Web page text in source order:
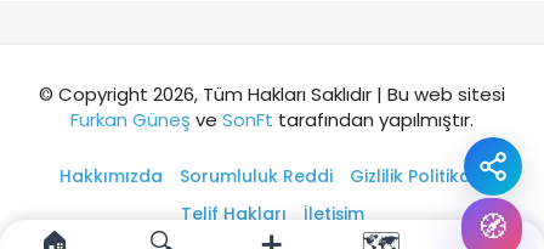
© Copyright 2026, Tüm Hakları Saklıdır | Bu web sitesi
Furkan Güneş ve SonFt tarafından yapılmıştır.
Hakkımızda Sorumluluk Reddi
Gizlilik Politikası
Telif Hakları
İletişim 🧭
Akıllı rota öner